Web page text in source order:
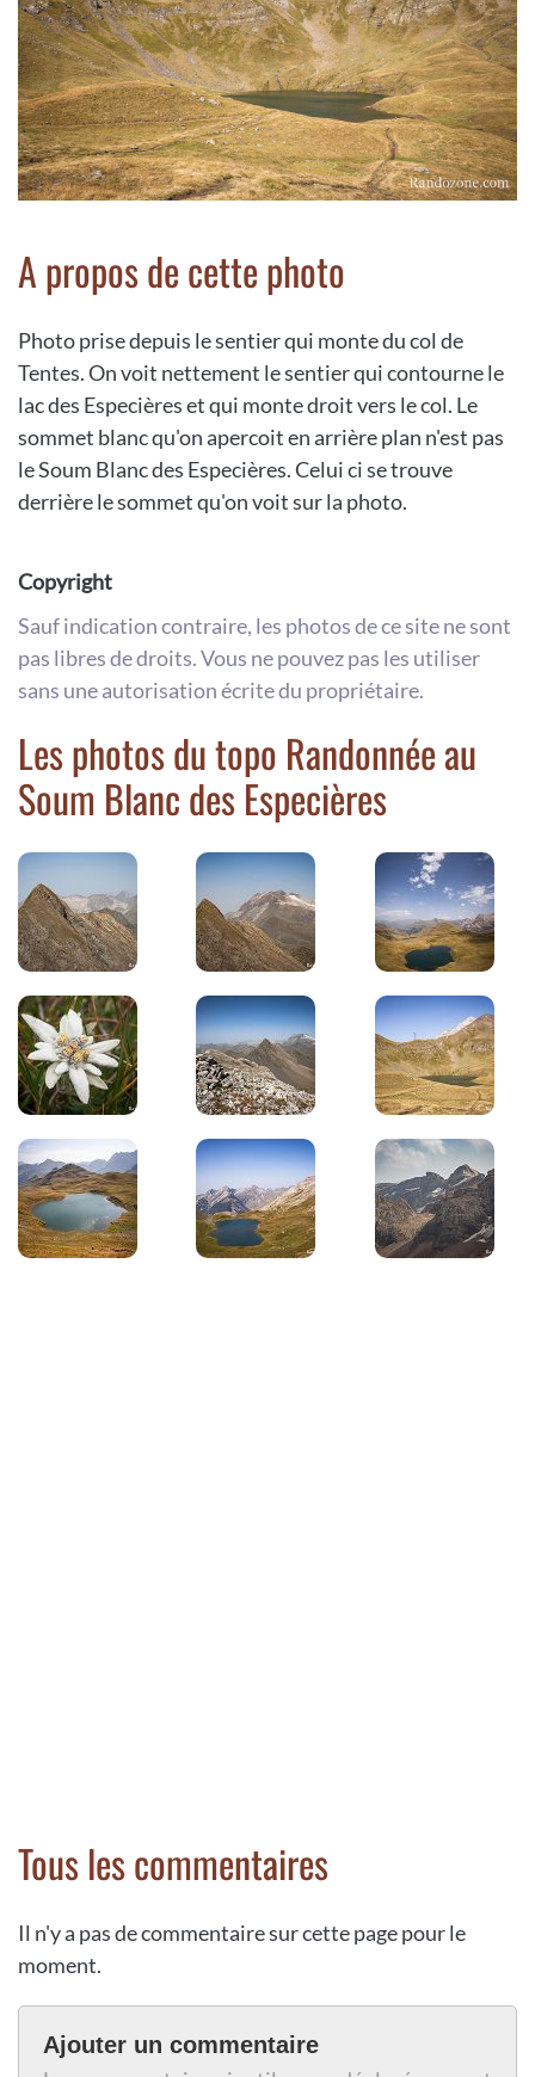
A propos de cette photo
Photo prise depuis le sentier qui monte du col de
Tentes. On voit nettement le sentier qui contourne le
lac des Especières et qui monte droit vers le col. Le
sommet blanc qu'on apercoit en arrière plan n'est pas
le Soum Blanc des Especières. Celui ci se trouve
derrière le sommet qu'on voit sur la photo.
Copyright
Sauf indication contraire, les photos de ce site ne sont
pas libres de droits. Vous ne pouvez pas les utiliser
sans une autorisation écrite du propriétaire.
Les photos du topo Randonnée au
Soum Blanc des Especières
Tous les commentaires
Il n'y a pas de commentaire sur cette page pour le
moment.
Ajouter un commentaire